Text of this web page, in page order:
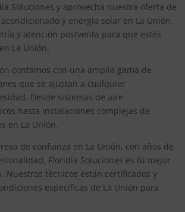
Soluciones y aprovecha nuestra oferta de
y energía solar en La Unión.
y atención postventa para que estés
La Unión.
contamos con una amplia gama de
que se ajustan a cualquier
Desde sistemas de aire
hasta instalaciones complejas de
en La Unión.
de confianza en La Unión, con años de
Floridia Soluciones es tu mejor
Nuestros técnicos están certificados y
específicas de La Unión para